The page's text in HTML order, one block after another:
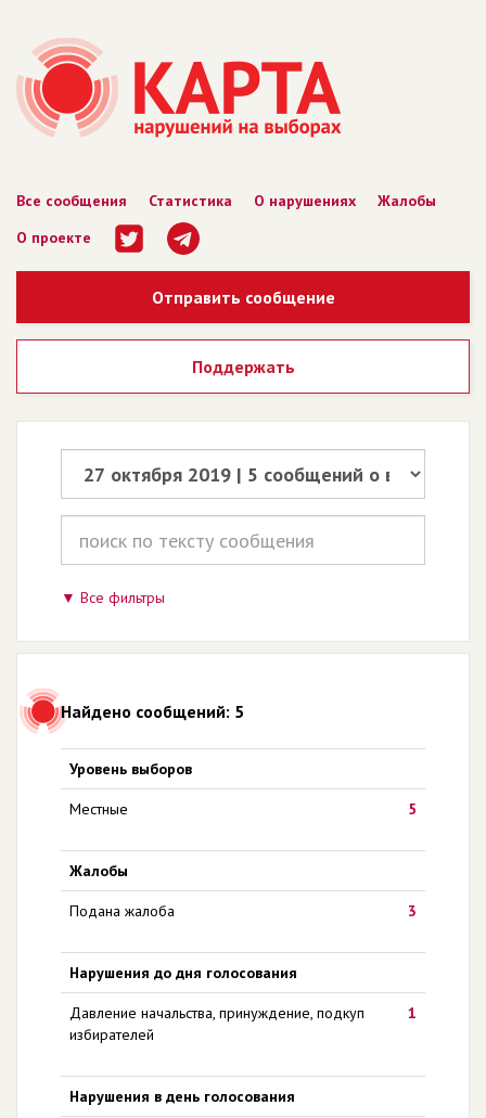
Все сообщения Статистика О нарушениях
Жалобы
О проекте
Отправить сообщение
Поддержать
Все фильтры
Найдено сообщений: 5
Уровень выборов
Местные 5
Жалобы
Подана жалоба 3
Нарушения до дня голосования
Давление начальства, принуждение, подкуп
избирателей
1
Нарушения в день голосования